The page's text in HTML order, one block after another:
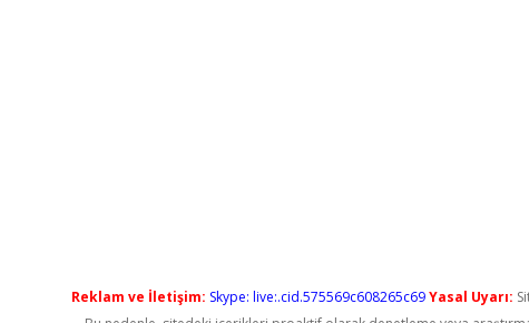
Reklam ve İletişim: Skype: live:.cid.575569c608265c69 Yasal Uyarı: